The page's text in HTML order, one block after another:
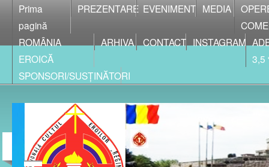
Prima
pagină
PREZENTARE EVENIMENT MEDIA
ROMÂNIA
EROICĂ
ARHIVA CONTACT INSTAGRAM
3,5
SPONSORI/SUSȚINĂTORI